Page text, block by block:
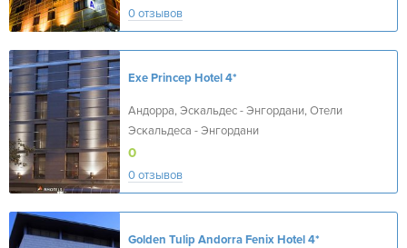
0 отзывов
Exe Princep Hotel4*
Андорра, Эскальдес - Энгордани, Отели
Эскальдеса - Энгордани
0
0 отзывов
Golden Tulip Andorra Fenix Hotel4*